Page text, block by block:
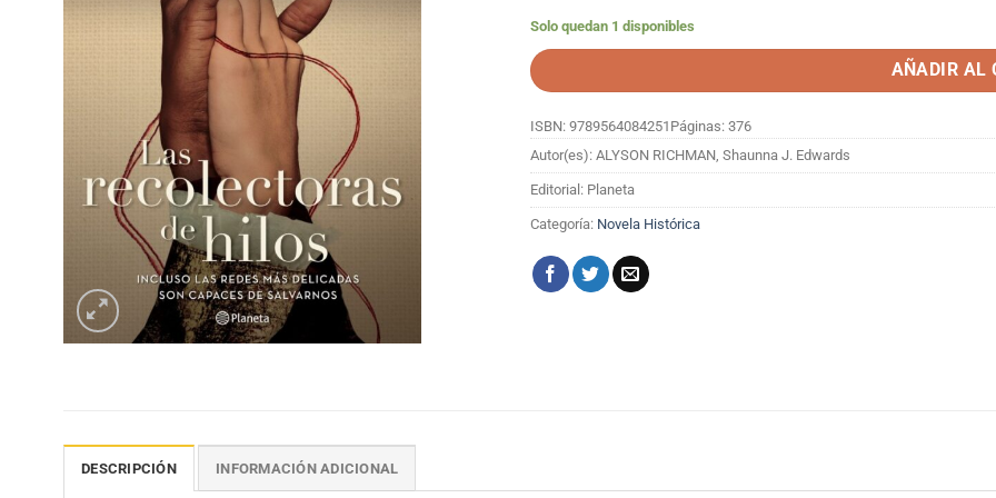
Solo quedan 1 disponibles
AÑADIR AL
ISBN: 9789564084251 Páginas: 376
Autor(es): ALYSON RICHMAN, Shaunna J. Edwards
Editorial: Planeta
Categoría: Novela Histórica
DESCRIPCIÓN INFORMACIÓN ADICIONAL